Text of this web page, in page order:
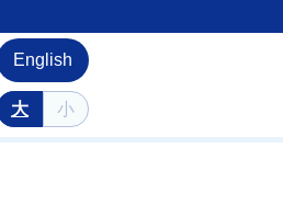
English
大 小